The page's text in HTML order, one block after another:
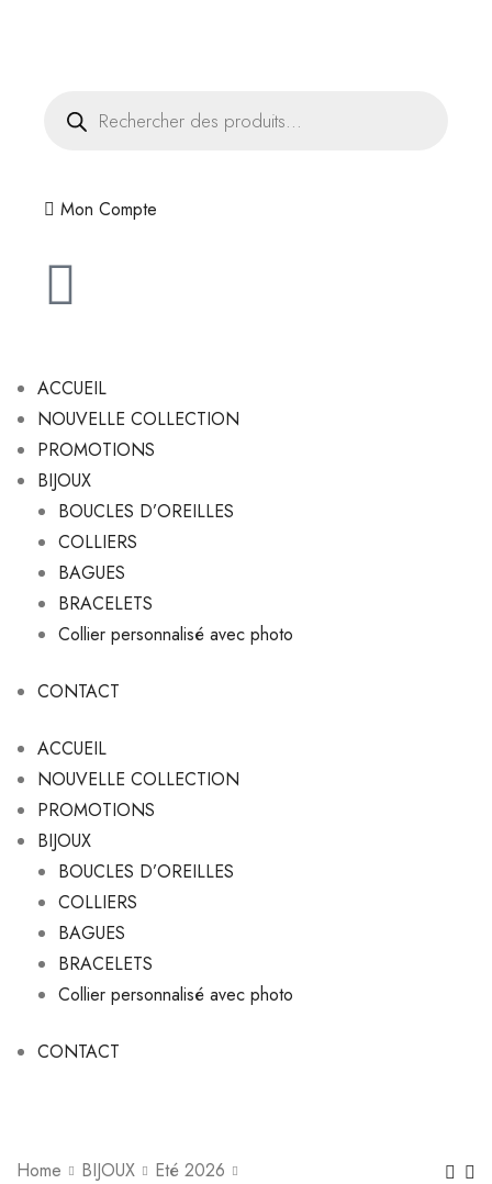
Mon Compte
ACCUEIL
NOUVELLE COLLECTION
PROMOTIONS
BIJOUX
BOUCLES D’OREILLES
COLLIERS
BAGUES
BRACELETS
Collier personnalisé avec photo
CONTACT
ACCUEIL
NOUVELLE COLLECTION
PROMOTIONS
BIJOUX
BOUCLES D’OREILLES
COLLIERS
BAGUES
BRACELETS
Collier personnalisé avec photo
CONTACT
Home BIJOUX Eté 2026